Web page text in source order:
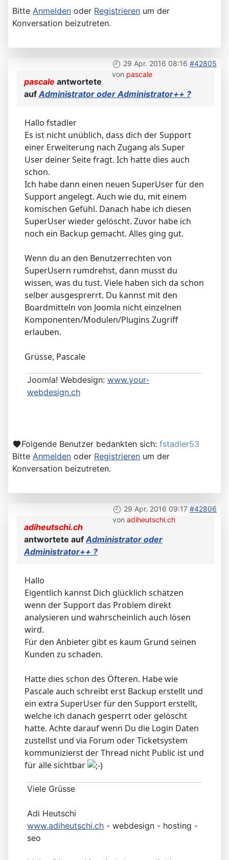
Bitte Anmelden oder Registrieren um der
Konversation beizutreten.
29 Apr. 2016 08:16 #42805
von pascale
pascale antwortete
auf Administrator oder Administrator++ ?
Hallo fstadler
Es ist nicht unüblich, dass dich der Support
einer Erweiterung nach Zugang als Super
User deiner Seite fragt. Ich hatte dies auch
schon.
Ich habe dann einen neuen SuperUser für den
Support angelegt. Auch wie du, mit einem
komischen Gefühl. Danach habe ich diesen
SuperUser wieder gelöscht. Zuvor habe ich
noch ein Backup gemacht. Alles ging gut.
Wenn du an den Benutzerrechten von
SuperUsern rumdrehst, dann musst du
wissen, was du tust. Viele haben sich da schon
selber ausgesprerrt. Du kannst mit den
Boardmitteln von Joomla nicht einzelnen
Komponenten/Modulen/Plugins Zugriff
erlauben.
Grüsse, Pascale
Joomla! Webdesign: www.your-
webdesign.ch
Folgende Benutzer bedankten sich: fstadler53
Bitte Anmelden oder Registrieren um der
Konversation beizutreten.
29 Apr. 2016 09:17 #42806
von adiheutschi.ch
adiheutschi.ch
antwortete auf Administrator oder
Administrator++ ?
Hallo
Eigentlich kannst Dich glücklich schätzen
wenn der Support das Problem direkt
analysieren und wahrscheinlich auch lösen
wird.
Für den Anbieter gibt es kaum Grund seinen
Kunden zu schaden.
Hatte dies schon des Öfteren. Habe wie
Pascale auch schreibt erst Backup erstellt und
ein extra SuperUser für den Support erstellt,
welche ich danach gesperrt oder gelöscht
hatte. Achte darauf wenn Du die Login Daten
zustellst und via Forum oder Ticketsystem
kommunizierst der Thread nicht Public ist und
für alle sichtbar
Viele Grüsse
Adi Heutschi
www.adiheutschi.ch - webdesign - hosting -
seo